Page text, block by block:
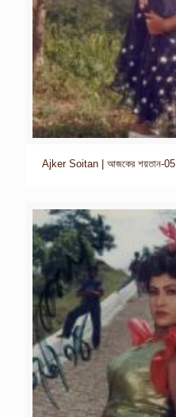
Ajker Soitan | আজকের শয়তান-05